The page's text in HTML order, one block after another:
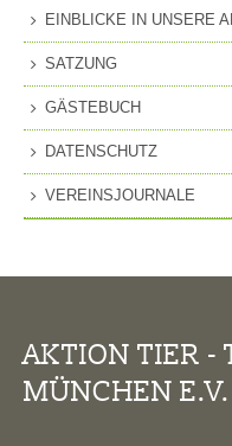
EINBLICKE IN UNSERE
SATZUNG
GÄSTEBUCH
DATENSCHUTZ
VEREINSJOURNALE
AKTION TIER -
MÜNCHEN E.V.